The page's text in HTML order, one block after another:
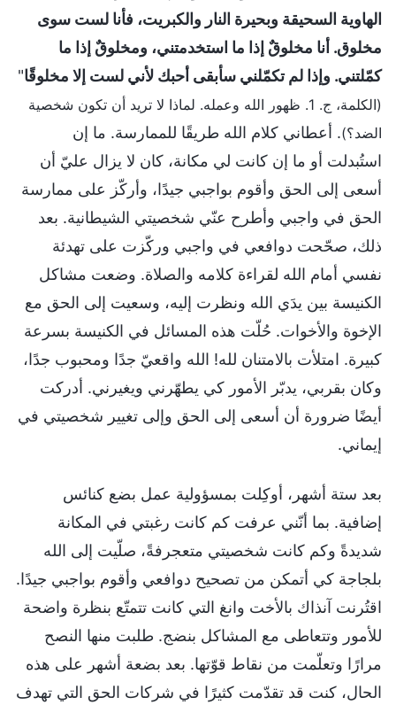
الهاوية السحيقة وبحيرة النار والكبريت، فأنا لست سوى
مخلوق. أنا مخلوقٌ إذا ما استخدمتني، ومخلوقٌ إذا ما
كمّلتني. وإذا لم تكمّلني سأبقى أحبك لأني لست إلا مخلوقًا"
(الكلمة، ج. 1. ظهور الله وعمله. لماذا لا تريد أن تكون شخصية
الضد؟). أعطاني كلام الله طريقًا للممارسة. ما إن
استُبدلت أو ما إن كانت لي مكانة، كان لا يزال عليّ أن
أسعى إلى الحق وأقوم بواجبي جيدًا، وأركّز على ممارسة
الحق في واجبي وأطرح عنّي شخصيتي الشيطانية. بعد
ذلك، صحّحت دوافعي في واجبي وركّزت على تهدئة
نفسي أمام الله لقراءة كلامه والصلاة. وضعت مشاكل
الكنيسة بين يدَي الله ونظرت إليه، وسعيت إلى الحق مع
الإخوة والأخوات. حُلّت هذه المسائل في الكنيسة بسرعة
كبيرة. امتلأت بالامتنان لله! الله واقعيّ جدًا ومحبوب جدًا،
وكان بقربي، يدبّر الأمور كي يطهّرني ويغيرني. أدركت
أيضًا ضرورة أن أسعى إلى الحق وإلى تغيير شخصيتي في
إيماني.
بعد ستة أشهر، أوكِلت بمسؤولية عمل بضع كنائس
إضافية. بما أنّني عرفت كم كانت رغبتي في المكانة
شديدةً وكم كانت شخصيتي متعجرفةً، صلّيت إلى الله
بلجاجة كي أتمكن من تصحيح دوافعي وأقوم بواجبي جيدًا.
اقتُرنت آنذاك بالأخت وانغ التي كانت تتمتّع بنظرة واضحة
للأمور وتتعاطى مع المشاكل بنضج. طلبت منها النصح
مرارًا وتعلّمت من نقاط قوّتها. بعد بضعة أشهر على هذه
الحال، كنت قد تقدّمت كثيرًا في شركات الحق التي تهدف